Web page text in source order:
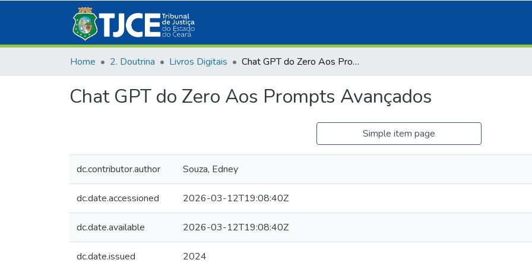
Home 2. Doutrina Livros Digitais Chat GPT do Zero Aos Prompts Avançados
Chat GPT do Zero Aos Prompts Avançados
Simple item page
dc.contributor.author Souza, Edney
dc.date.accessioned 2026-03-12T19:08:40Z
dc.date.available 2026-03-12T19:08:40Z
dc.date.issued 2024